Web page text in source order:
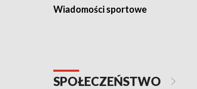
Wiadomości sportowe
SPOŁECZEŃSTWO